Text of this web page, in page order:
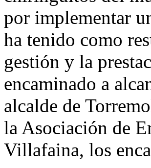
por implementar
ha tenido como
gestión y la
encaminado a
alcalde de
la Asociación de
Villafaina, los